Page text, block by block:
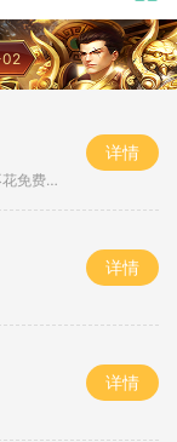
02
通关！
详情
详情
详情